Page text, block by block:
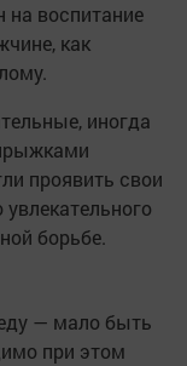
на воспитание
как
иногда
проявить свои
борьбе.
— мало быть
при этом